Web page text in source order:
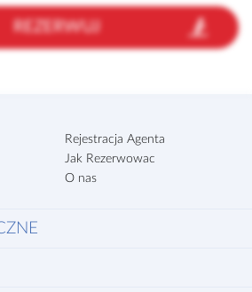
REZERWUJ
Rejestracja Agenta
Jak Rezerwowac
O nas